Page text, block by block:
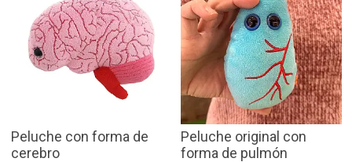
Peluche con forma de
cerebro
Peluche original con
forma de pulmón